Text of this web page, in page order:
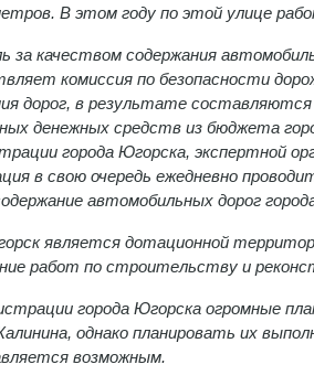
В этом году по этой улице
за качеством содержания
комиссия по безопасности
дорог, в результате
денежных средств из бюджета
города Югорска, экспертной
в свою очередь ежедневно
автомобильных дорог
является дотационной
работ по строительству и
города Югорска огромные
однако планировать их
возможным.